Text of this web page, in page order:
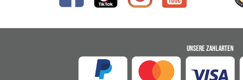
UNSERE ZAHLARTEN